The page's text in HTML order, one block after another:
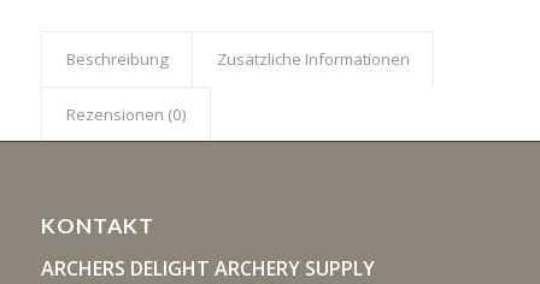
Beschreibung Zusätzliche Informationen
Rezensionen (0)
KONTAKT
ARCHERS DELIGHT ARCHERY SUPPLY